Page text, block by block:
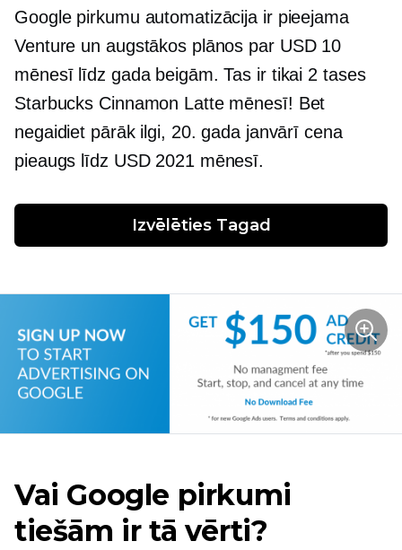
Google pirkumu automatizācija ir pieejama
Venture un augstākos plānos par USD 10
mēnesī līdz gada beigām. Tas ir tikai 2 tases
Starbucks Cinnamon Latte mēnesī! Bet
negaidiet pārāk ilgi, 20. gada janvārī cena
pieaugs līdz USD 2021 mēnesī.
Izvēlēties Tagad
Vai Google pirkumi
tiešām ir tā vērti?